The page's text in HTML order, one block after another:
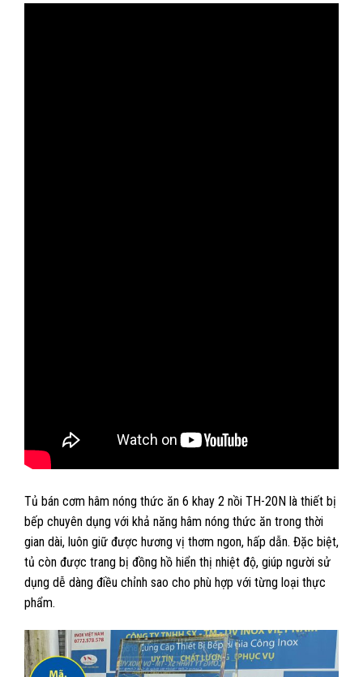
Tủ bán cơm hâm nóng thức ăn 6 khay 2 nồi TH-20N là thiết bị
bếp chuyên dụng với khả năng hâm nóng thức ăn trong thời
gian dài, luôn giữ được hương vị thơm ngon, hấp dẫn. Đặc biệt,
tủ còn được trang bị đồng hồ hiển thị nhiệt độ, giúp người sử
dụng dễ dàng điều chỉnh sao cho phù hợp với từng loại thực
phẩm.